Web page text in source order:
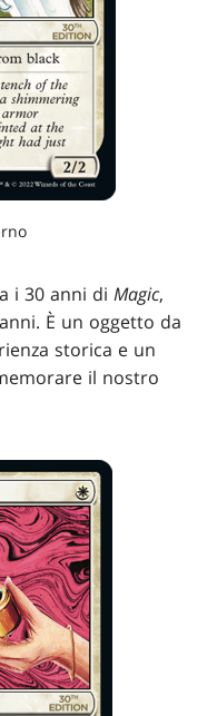
i 30 anni diMagic,
È un oggetto da
storica e un
il nostro